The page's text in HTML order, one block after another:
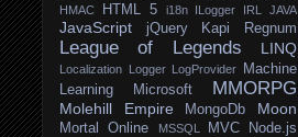
HMAC
HTML 5 i18n ILogger IRL JAVA
JavaScript jQuery Kapi Regnum
League of Legends LINQ
Localization Logger LogProvider
Machine
Learning
Microsoft MMORPG
Molehill Empire MongoDb Moon
Mortal Online MSSQL MVC
Node.js